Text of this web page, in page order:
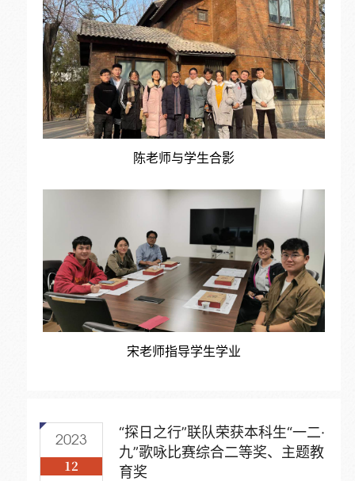
陈老师与学生合影
宋老师指导学生学业
2023
12
“探日之行”联队荣获本科生“一二·
九”歌咏比赛综合二等奖、主题教
育奖